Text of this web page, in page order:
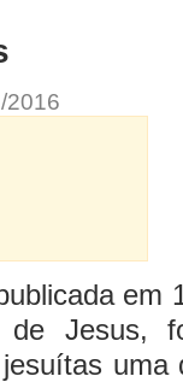
2016
em
de Jesus,
uma